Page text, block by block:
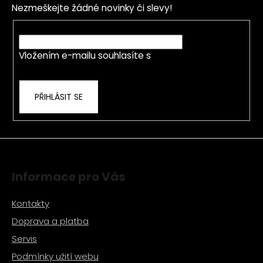
a
c
í
p
r
ý
p
Nezmeškejte žádné novinky či slevy!
Vložením e-mailu souhlasíte s
PŘIHLÁSIT SE
Informace pro Vás
Kontakty
Doprava a platba
Servis
Podmínky užití webu